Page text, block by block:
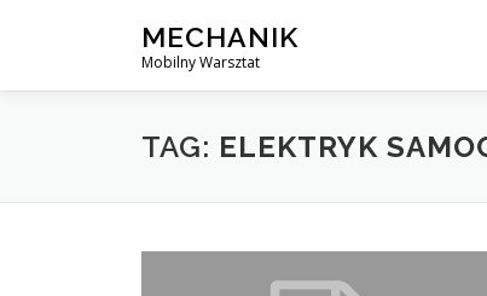
MECHANIK
Mobilny Warsztat
TAG: ELEKTRYK